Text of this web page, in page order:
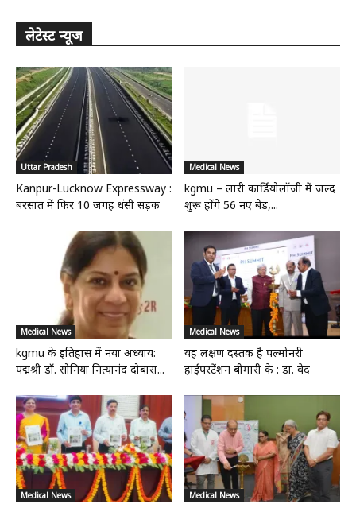
लेटेस्ट न्यूज
Uttar Pradesh
Kanpur-Lucknow Expressway :
बरसात में फिर 10 जगह धंसी सड़क
Medical News
kgmu – लारी कार्डियोलॉजी में जल्द
शुरू होंगे 56 नए बेड,...
Medical News
kgmu के इतिहास में नया अध्याय:
पद्मश्री डॉ. सोनिया नित्यानंद दोबारा...
Medical News
यह लक्षण दस्तक है पल्मोनरी
हाईपरटेंशन बीमारी के : डा. वेद
Medical News Medical News